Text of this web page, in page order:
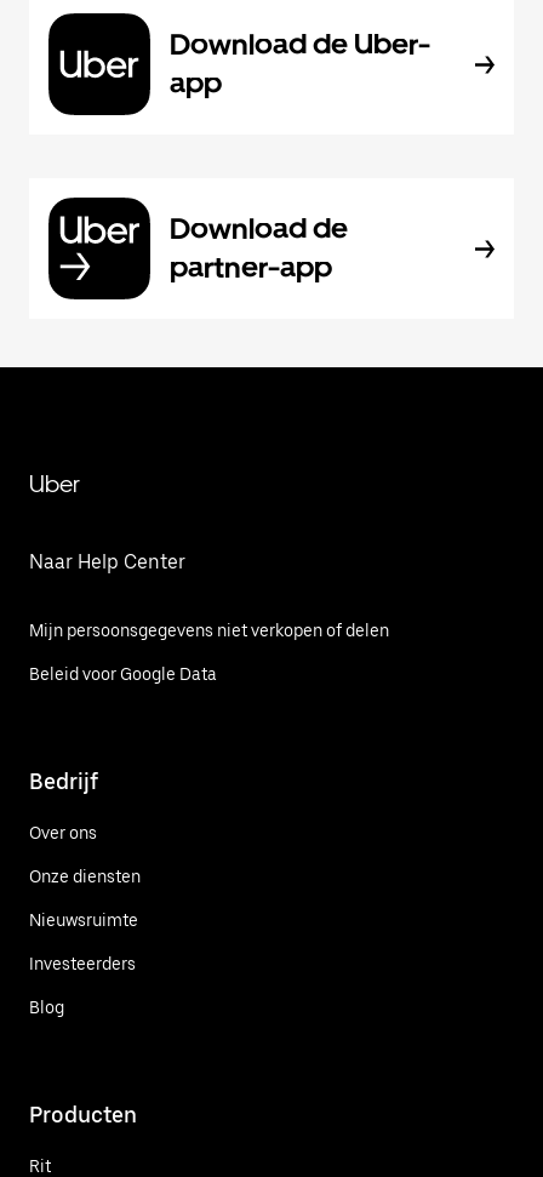
Download de Uber-
app
Download de
partner-app
Uber
Naar Help Center
Mijn persoonsgegevens niet verkopen of delen
Beleid voor Google Data
Bedrijf
Over ons
Onze diensten
Nieuwsruimte
Investeerders
Blog
Producten
Rit